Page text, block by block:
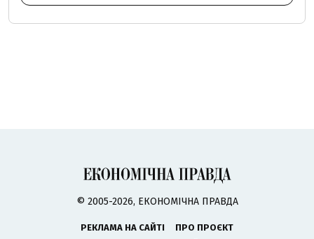
© 2005-2026, ЕКОНОМІЧНА ПРАВДА
РЕКЛАМА НА САЙТІ
ПРО ПРОЄКТ